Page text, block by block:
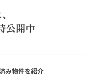
公開中
み物件を紹介